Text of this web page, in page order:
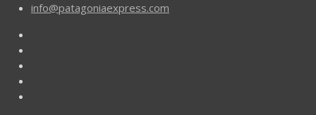
info@patagoniaexpress.com